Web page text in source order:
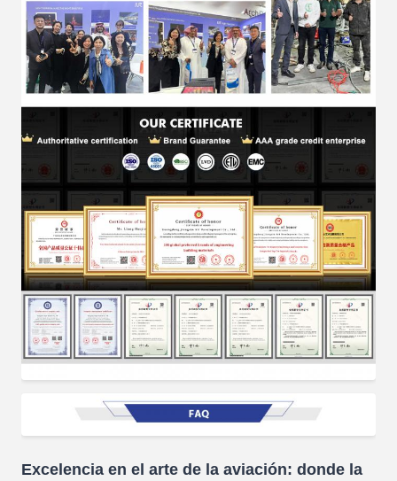
Excelencia en el arte de la aviación: donde la